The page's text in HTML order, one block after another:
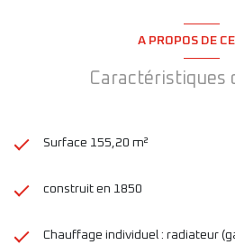
A PROPOS DE
Caractéristiques
Surface 155,20 m²
construit en 1850
Chauffage individuel : radiateur